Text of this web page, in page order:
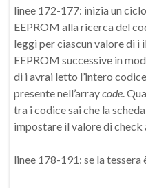
linee 172-177: inizia un
EEPROM alla ricerca del
leggi per ciascun valore di i
EEPROM successive in
di i avrai letto l’intero
presente nell’arraycode.
tra i codice sai che la
impostare il valore di
linee 178-191: se la